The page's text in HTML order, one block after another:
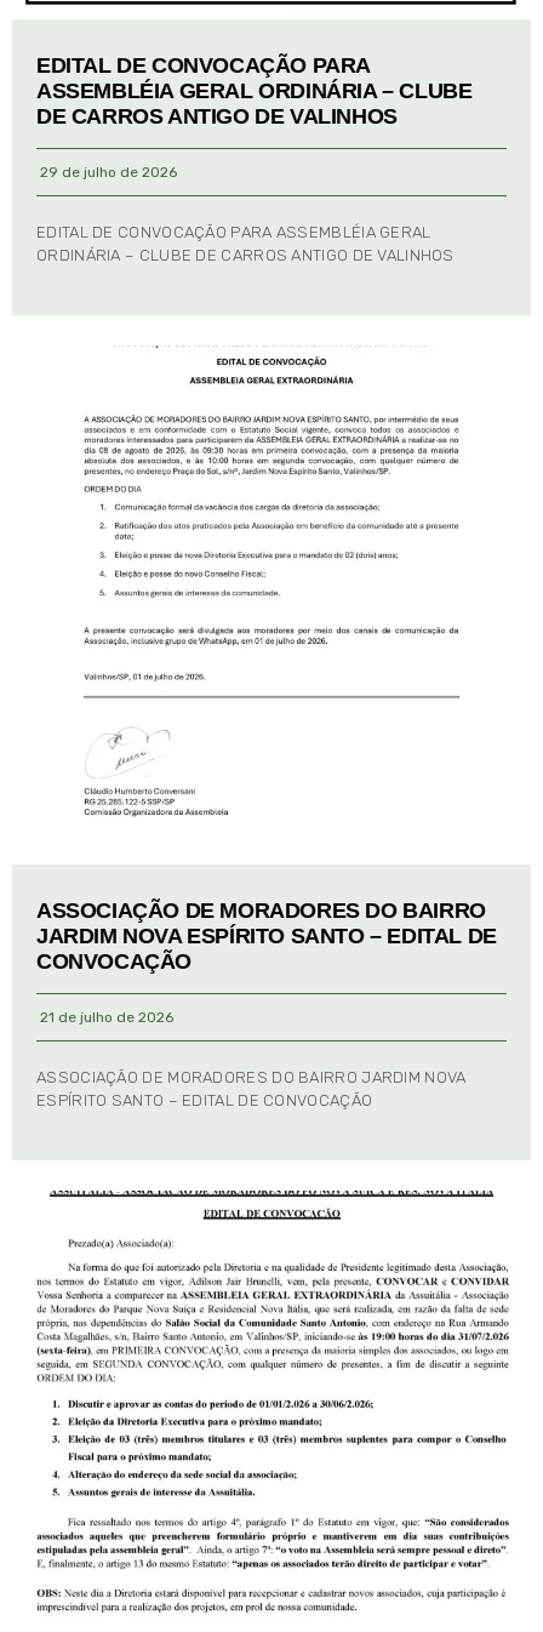
EDITAL DE CONVOCAÇÃO PARA
ASSEMBLÉIA GERAL ORDINÁRIA – CLUBE
DE CARROS ANTIGO DE VALINHOS
29 de julho de 2026
EDITAL DE CONVOCAÇÃO PARA ASSEMBLÉIA GERAL
ORDINÁRIA – CLUBE DE CARROS ANTIGO DE VALINHOS
ASSOCIAÇÃO DE MORADORES DO BAIRRO
JARDIM NOVA ESPÍRITO SANTO – EDITAL DE
CONVOCAÇÃO
21 de julho de 2026
ASSOCIAÇÃO DE MORADORES DO BAIRRO JARDIM NOVA
ESPÍRITO SANTO – EDITAL DE CONVOCAÇÃO